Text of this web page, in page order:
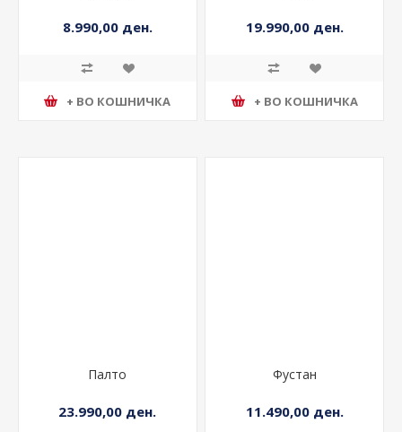
8.990,00 ден.
+ ВО КОШНИЧКА
19.990,00 ден.
+ ВО КОШНИЧКА
Палто
23.990,00 ден.
Фустан
11.490,00 ден.